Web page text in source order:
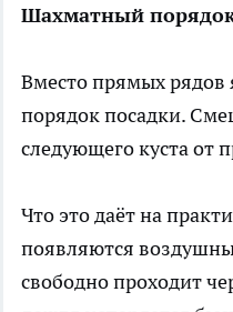
Шахматный
Вместо прямых
порядок посадки.
следующего куста от
Что это даёт на
появляются
свободно проходит